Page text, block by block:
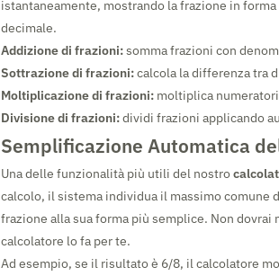
istantaneamente, mostrando la frazione in
decimale.
Addizione di frazioni:somma frazioni con
Sottrazione di frazioni:calcola la differenza tra
Moltiplicazione di frazioni: moltiplica
Divisione di frazioni:dividi frazioni applicando
Semplificazione Automatica
Una delle funzionalità più utili del nostro
calcolo, il sistema individua il massimo comune
frazione alla sua forma più semplice. Non
calcolatore lo fa per te.
Ad esempio, se il risultato è 6/8, il calcolatore